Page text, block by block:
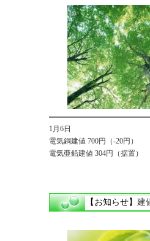
1月6日
電気銅建値 700円（-20円）
電気亜鉛建値 304円（据置）
【お知らせ】 建